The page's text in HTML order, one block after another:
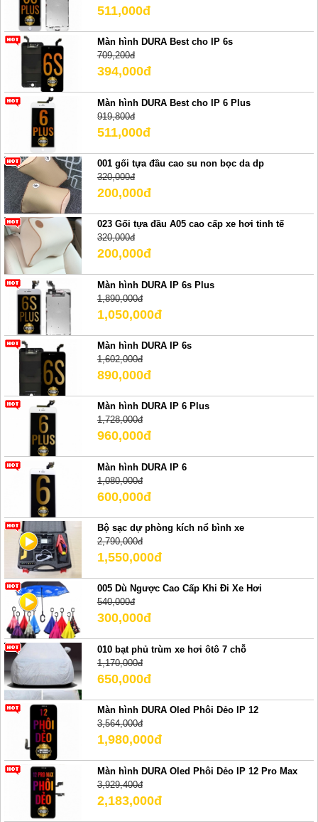
511,000đ
Màn hình DURA Best cho IP 6s
709,200đ
394,000đ
Màn hình DURA Best cho IP 6 Plus
919,800đ
511,000đ
001 gối tựa đầu cao su non bọc da dp
320,000đ
200,000đ
023 Gối tựa đầu A05 cao cấp xe hơi tinh tế
320,000đ
200,000đ
Màn hình DURA IP 6s Plus
1,890,000đ
1,050,000đ
Màn hình DURA IP 6s
1,602,000đ
890,000đ
Màn hình DURA IP 6 Plus
1,728,000đ
960,000đ
Màn hình DURA IP 6
1,080,000đ
600,000đ
Bộ sạc dự phòng kích nổ bình xe
2,790,000đ
1,550,000đ
005 Dù Ngược Cao Cấp Khi Đi Xe Hơi
540,000đ
300,000đ
010 bạt phủ trùm xe hơi ôtô 7 chỗ
1,170,000đ
650,000đ
Màn hình DURA Oled Phôi Dẻo IP 12
3,564,000đ
1,980,000đ
Màn hình DURA Oled Phôi Dẻo IP 12 Pro Max
3,929,400đ
2,183,000đ